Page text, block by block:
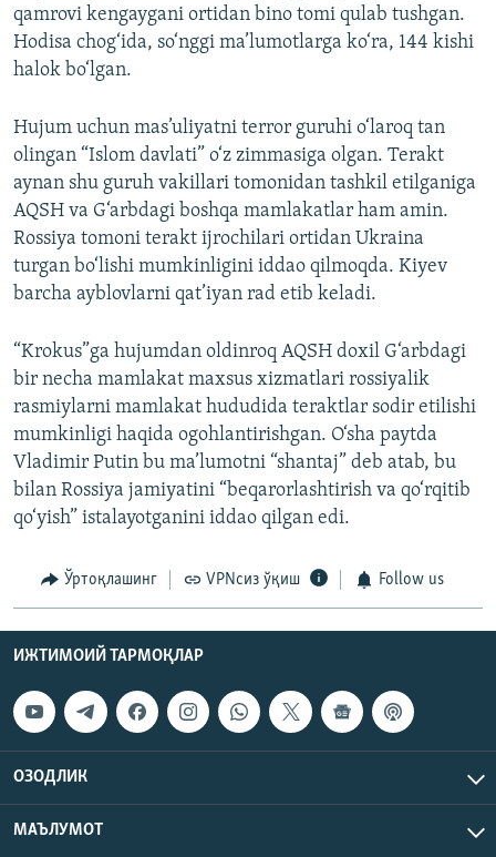
qamrovi kengaygani ortidan bino tomi qulab tushgan.
Hodisa chog‘ida, so‘nggi ma’lumotlarga ko‘ra, 144 kishi
halok bo‘lgan.
Hujum uchun mas’uliyatni terror guruhi o‘laroq tan
olingan “Islom davlati” o‘z zimmasiga olgan. Terakt
aynan shu guruh vakillari tomonidan tashkil etilganiga
AQSH va G‘arbdagi boshqa mamlakatlar ham amin.
Rossiya tomoni terakt ijrochilari ortidan Ukraina
turgan bo‘lishi mumkinligini iddao qilmoqda. Kiyev
barcha ayblovlarni qat’iyan rad etib keladi.
“Krokus”ga hujumdan oldinroq AQSH doxil G‘arbdagi
bir necha mamlakat maxsus xizmatlari rossiyalik
rasmiylarni mamlakat hududida teraktlar sodir etilishi
mumkinligi haqida ogohlantirishgan. O‘sha paytda
Vladimir Putin bu ma’lumotni “shantaj” deb atab, bu
bilan Rossiya jamiyatini “beqarorlashtirish va qo‘rqitib
qo‘yish” istalayotganini iddao qilgan edi.
Ўртоқлашинг VPNсиз ўқиш Follow us
ИЖТИМОИЙ ТАРМОҚЛАР
ОЗОДЛИК
МАЪЛУМОТ